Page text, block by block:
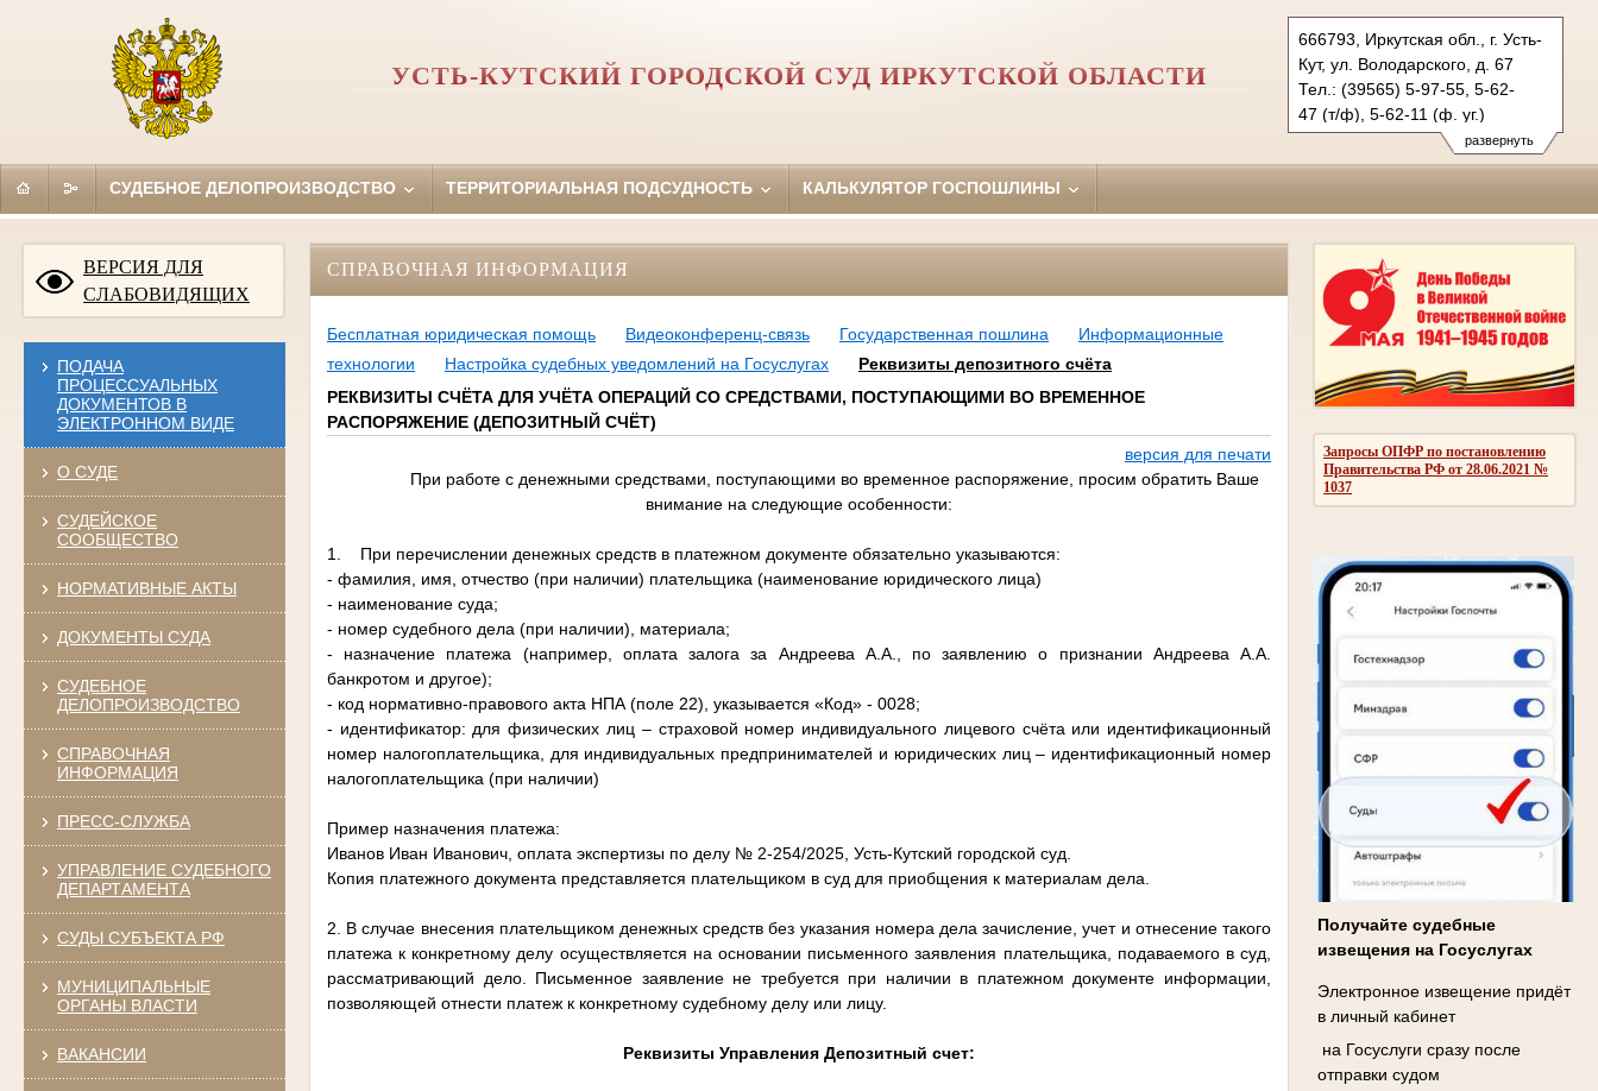
развернуть
666793, Иркутская обл., г. Усть-
Кут, ул. Володарского, д. 67
Тел.: (39565) 5-97-55, 5-62-
47 (т/ф), 5-62-11 (ф. уг.)
ust-kutsky.irk@sudrf.ru
УСТЬ-КУТСКИЙ ГОРОДСКОЙ СУД ИРКУТСКОЙ ОБЛАСТИ
СУДЕБНОЕ ДЕЛОПРОИЗВОДСТВО ТЕРРИТОРИАЛЬНАЯ ПОДСУДНОСТЬ КАЛЬКУЛЯТОР ГОСПОШЛИНЫ
ВЕРСИЯ ДЛЯ
СЛАБОВИДЯЩИХ
ПОДАЧА
ПРОЦЕССУАЛЬНЫХ
ДОКУМЕНТОВ В
ЭЛЕКТРОННОМ ВИДЕ
О СУДЕ
СУДЕЙСКОЕ
СООБЩЕСТВО
НОРМАТИВНЫЕ АКТЫ
ДОКУМЕНТЫ СУДА
СУДЕБНОЕ
ДЕЛОПРОИЗВОДСТВО
СПРАВОЧНАЯ
ИНФОРМАЦИЯ
ПРЕСС-СЛУЖБА
УПРАВЛЕНИЕ СУДЕБНОГО
ДЕПАРТАМЕНТА
СУДЫ СУБЪЕКТА РФ
МУНИЦИПАЛЬНЫЕ
ОРГАНЫ ВЛАСТИ
ВАКАНСИИ
Запросы ОПФР по постановлению
Правительства РФ от 28.06.2021 №
1037
Получайте судебные
извещения на Госуслугах
Электронное извещение придёт
в личный кабинет
на Госуслуги сразу после
отправки судом
СПРАВОЧНАЯ ИНФОРМАЦИЯ
Бесплатная юридическая помощь Видеоконференц-связь Государственная пошлина
Информационные
технологии
Настройка судебных уведомлений на Госуслугах
Реквизиты депозитного счёта
РЕКВИЗИТЫ СЧЁТА ДЛЯ УЧЁТА ОПЕРАЦИЙ СО СРЕДСТВАМИ, ПОСТУПАЮЩИМИ ВО ВРЕМЕННОЕ
РАСПОРЯЖЕНИЕ (ДЕПОЗИТНЫЙ СЧЁТ)
версия для печати
При работе с денежными средствами, поступающими во временное распоряжение, просим обратить Ваше
внимание на следующие особенности:
1. При перечислении денежных средств в платежном документе обязательно указываются:
- фамилия, имя, отчество (при наличии) плательщика (наименование юридического лица)
- наименование суда;
- номер судебного дела (при наличии), материала;
- назначение платежа (например, оплата залога за Андреева А.А., по заявлению о признании Андреева А.А.
банкротом и другое);
- код нормативно-правового акта НПА (поле 22), указывается «Код» - 0028;
- идентификатор: для физических лиц – страховой номер индивидуального лицевого счёта или идентификационный
номер налогоплательщика, для индивидуальных предпринимателей и юридических лиц – идентификационный номер
налогоплательщика (при наличии)
Пример назначения платежа:
Иванов Иван Иванович, оплата экспертизы по делу № 2-254/2025, Усть-Кутский городской суд.
Копия платежного документа представляется плательщиком в суд для приобщения к материалам дела.
2. В случае внесения плательщиком денежных средств без указания номера дела зачисление, учет и отнесение такого
платежа к конкретному делу осуществляется на основании письменного заявления плательщика, подаваемого в суд,
рассматривающий дело. Письменное заявление не требуется при наличии в платежном документе информации,
позволяющей отнести платеж к конкретному судебному делу или лицу.
Реквизиты Управления Депозитный счет: